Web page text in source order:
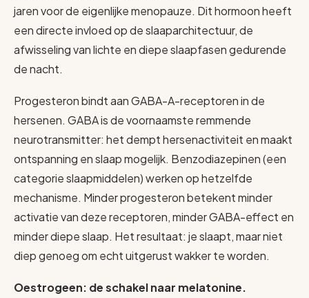
jaren voor de eigenlijke menopauze. Dit hormoon heeft
een directe invloed op de slaaparchitectuur, de
afwisseling van lichte en diepe slaapfasen gedurende
de nacht.
Progesteron bindt aan GABA-A-receptoren in de
hersenen. GABA is de voornaamste remmende
neurotransmitter: het dempt hersenactiviteit en maakt
ontspanning en slaap mogelijk. Benzodiazepinen (een
categorie slaapmiddelen) werken op hetzelfde
mechanisme. Minder progesteron betekent minder
activatie van deze receptoren, minder GABA-effect en
minder diepe slaap. Het resultaat: je slaapt, maar niet
diep genoeg om echt uitgerust wakker te worden.
Oestrogeen: de schakel naar melatonine.